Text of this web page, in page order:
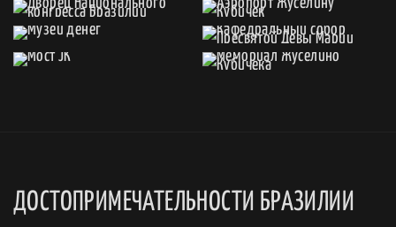
ДОСТОПРИМЕЧАТЕЛЬНОСТИ БРАЗИЛИИ